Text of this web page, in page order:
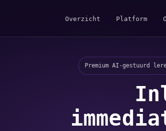
Overzicht Platform
Premium AI-gestuurd